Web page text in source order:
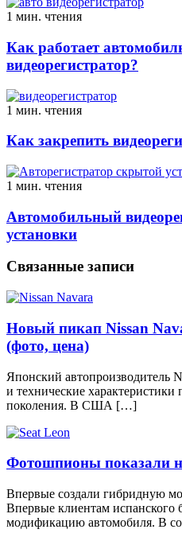
1 мин. чтения
Как работает
видеорегистратор?
1 мин. чтения
Как закрепить
1 мин. чтения
Автомобильный
установки
Связанные записи
Новый пикап Nissan
(фото, цена)
Японский автопроизводитель
и технические
поколения. В США […]
Фотошпионы показали
Впервые создали гибридную
Впервые клиентам испанского
модификацию автомобиля. В